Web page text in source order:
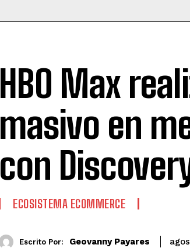
HBO Max
masivo en
con
ECOSISTEMA ECOMMERCE
Escrito Por: Geovanny Payares